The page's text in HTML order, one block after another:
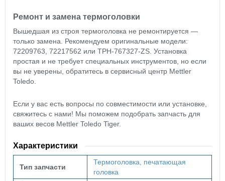
Ремонт и замена термоголовки
Вышедшая из строя термоголовка не ремонтируется —
только замена. Рекомендуем оригинальные модели:
72209763, 72217562 или TPH-767327-ZS. Установка
простая и не требует специальных инструментов, но если
вы не уверены, обратитесь в сервисный центр Mettler
Toledo.
Если у вас есть вопросы по совместимости или установке,
свяжитесь с нами! Мы поможем подобрать запчасть для
ваших весов Mettler Toledo Tiger.
Характеристики
Тип запчасти
Термоголовка, печатающая
головка